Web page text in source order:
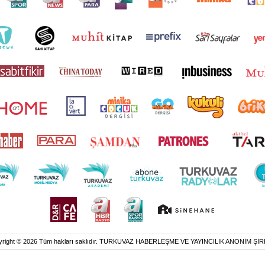
© 2026 Tüm hakları saklıdır. TURKUVAZ HABERLEŞME VE YAYINCILIK ANONİM